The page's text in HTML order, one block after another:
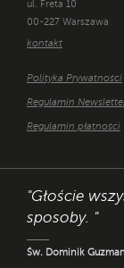
ul. Freta 10
00-227 Warszawa
kontakt
Polityka Prywatności
Regulamin
Regulamin płatności
"Głoście
sposoby. "
Św. Dominik